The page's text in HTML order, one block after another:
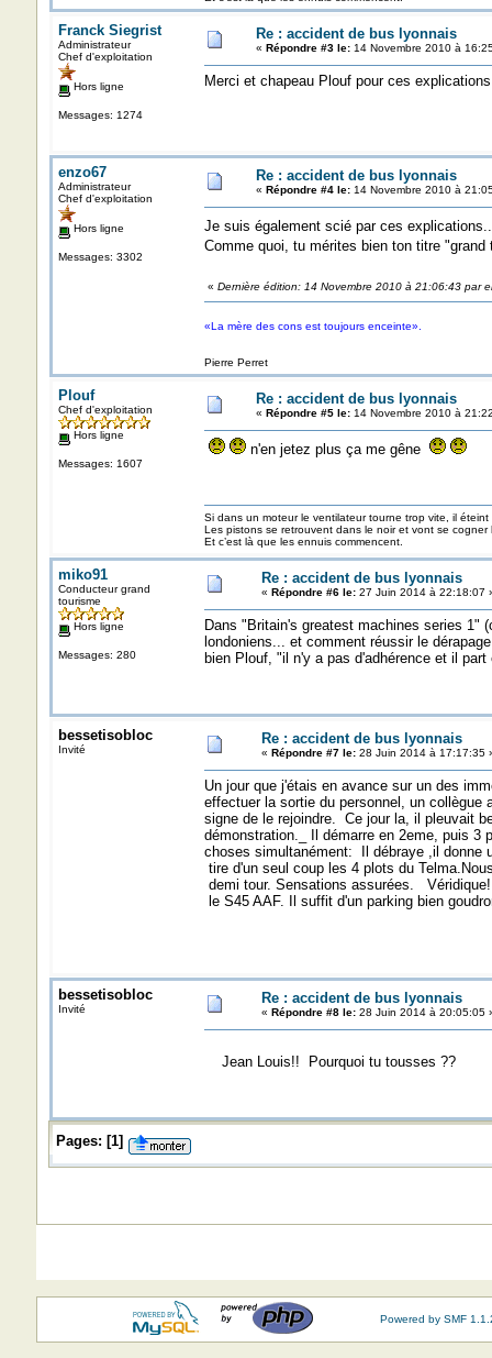
Franck Siegrist
Administrateur
Chef d'exploitation
Hors ligne
Messages: 1274
Re : accident de bus lyonnais
« Répondre #3 le:14 Novembre 2010 à
Merci et chapeau Plouf pour ces
enzo67
Administrateur
Chef d'exploitation
Hors ligne
Messages: 3302
Re : accident de bus lyonnais
« Répondre #4 le:14 Novembre 2010 à
Je suis également scié par ces
Comme quoi, tu mérites bien ton titre
« Dernière édition: 14 Novembre 2010 à 21:06:43 par
«La mère des cons est toujours enceinte».
Pierre Perret
Plouf
Chef d'exploitation
Hors ligne
Messages: 1607
Re : accident de bus lyonnais
« Répondre #5 le:14 Novembre 2010 à
n'en jetez plus ça me gêne
Si dans un moteur le ventilateur tourne trop vite, il éteint
Les pistons se retrouvent dans le noir et vont se
Et c’est là que les ennuis commencent.
miko91
Conducteur grand
tourisme
Hors ligne
Messages: 280
Re : accident de bus lyonnais
« Répondre #6 le:27 Juin 2014 à 22:18:07
Dans "Britain's greatest machines series 1"
londoniens... et comment réussir le
bien Plouf, "il n'y a pas d'adhérence et il
bessetisobloc
Invité
Re : accident de bus lyonnais
« Répondre #7 le:28 Juin 2014 à 17:17:35
Un jour que j'étais en avance sur un des
effectuer la sortie du personnel, un
signe de le rejoindre. Ce jour la, il pleuvait
démonstration._ Il démarre en 2eme, puis 3
choses simultanément: Il débraye ,il donne
tire d'un seul coup les 4 plots du
demi tour. Sensations assurées.
le S45 AAF. Il suffit d'un parking bien
bessetisobloc
Invité
Re : accident de bus lyonnais
« Répondre #8 le:28 Juin 2014 à 20:05:05
Jean Louis!! Pourquoi tu tousses ??
Pages: [1]
Powered by SMF